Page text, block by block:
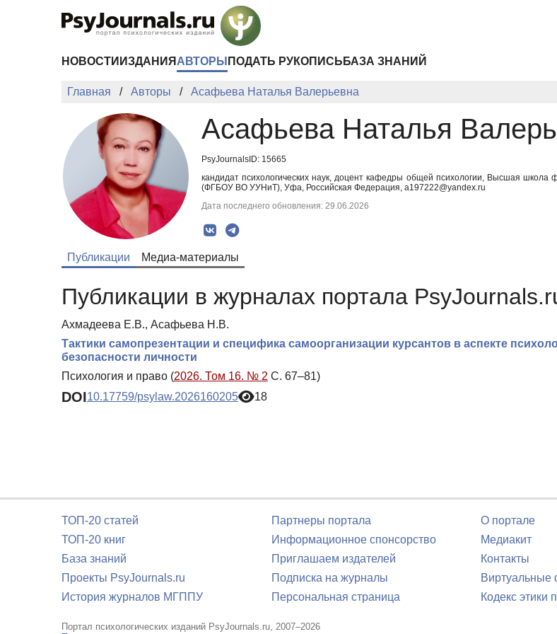
НОВОСТИ ИЗДАНИЯ АВТОРЫ ПОДАТЬ РУКОПИСЬ БАЗА ЗНАНИЙ
Главная Авторы Асафьева Наталья Валерьевна
Асафьева Наталья
PsyJournalsID: 15665
кандидат психологических наук, доцент кафедры общей психологии, Высшая школа
(ФГБОУ ВО УУНиТ), Уфа, Российская Федерация, a197222@yandex.ru
Дата последнего обновления: 29.06.2026
Публикации Медиа-материалы
Публикации в журналах портала
Ахмадеева Е.В., Асафьева Н.В.
Тактики самопрезентации и специфика самоорганизации курсантов в аспекте
безопасности личности
Психология и право (2026. Том 16. № 2 С. 67–81)
DOI10.17759/psylaw.2026160205 18
ТОП-20 статей
ТОП-20 книг
База знаний
Проекты PsyJournals.ru
История журналов МГППУ
Партнеры портала
Информационное спонсорство
Приглашаем издателей
Подписка на журналы
Персональная страница
О портале
Медиакит
Контакты
Виртуальные
Кодекс этики
Портал психологических изданий PsyJournals.ru, 2007–2026